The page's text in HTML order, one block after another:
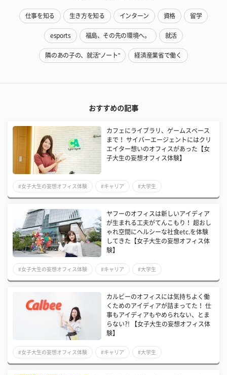
仕事を知る 生き方を知る インターン 資格 留学
esports 福島、その先の環境へ。 就活
隣のあの子の、就活"ノート" 経済産業省で働く
おすすめの記事
カフェにライブラリ、ゲームスペース
まで！ サイバーエージェントにはクリ
エイター想いのオフィスがあった【女
子大生の妄想オフィス体験】
#女子大生の妄想オフィス体験 #キャリア #大学生
ヤフーのオフィスは新しいアイディア
が生まれる工夫がてんこもり！ 超おし
ゃれ空間にヘルシーな社食etc.を体験
してきた【女子大生の妄想オフィス体
験】
#女子大生の妄想オフィス体験 #キャリア #大学生
カルビーのオフィスには気持ちよく働
くためのアイディアが詰まってた！ 仕
事もアイディアもやめられない、とま
らない?! 【女子大生の妄想オフィス体
験】
#女子大生の妄想オフィス体験 #キャリア #大学生